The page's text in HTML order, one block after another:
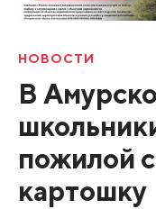
НОВОСТИ
В
пожилой
картошку